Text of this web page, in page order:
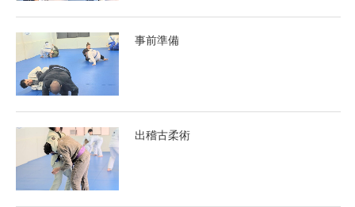
事前準備
出稽古柔術